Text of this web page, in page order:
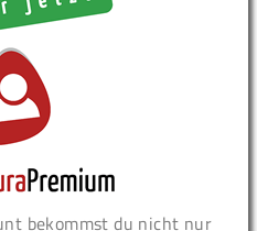
bekommst du nicht nur